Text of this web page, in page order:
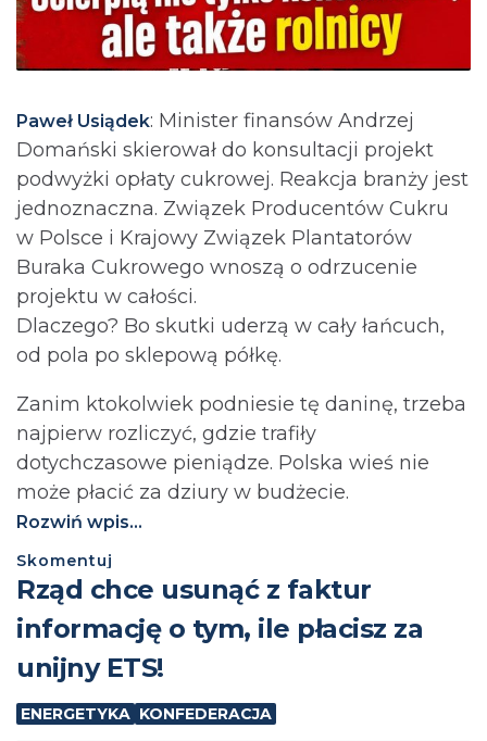
Paweł Usiądek: Minister finansów Andrzej
Domański skierował do konsultacji projekt
podwyżki opłaty cukrowej. Reakcja branży jest
jednoznaczna. Związek Producentów Cukru
w Polsce i Krajowy Związek Plantatorów
Buraka Cukrowego wnoszą o odrzucenie
projektu w całości.
Dlaczego? Bo skutki uderzą w cały łańcuch,
od pola po sklepową półkę.
Zanim ktokolwiek podniesie tę daninę, trzeba
najpierw rozliczyć, gdzie trafiły
dotychczasowe pieniądze. Polska wieś nie
może płacić za dziury w budżecie.⁩
Rozwiń wpis...
Skomentuj
Rząd chce usunąć z faktur
informację o tym, ile płacisz za
unijny ETS!
ENERGETYKA KONFEDERACJA